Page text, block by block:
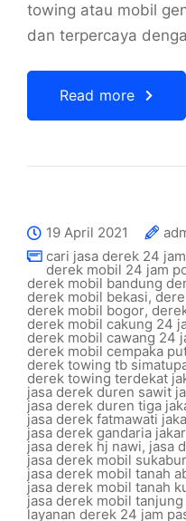
towing atau mobil
dan terpercaya
Read more
19 April 2021
cari jasa derek 24
derek mobil 24 jam
derek mobil bandung
derek mobil bekasi,
derek mobil bogor,
derek mobil cakung 24
derek mobil cawang 24
derek mobil cempaka
derek towing tb
derek towing terdekat
jasa derek duren sawit
jasa derek duren tiga
jasa derek fatmawati
jasa derek gandaria
jasa derek hj nawi, jasa
jasa derek mobil
jasa derek mobil tanah
jasa derek mobil tanah
jasa derek mobil
layanan derek 24 jam